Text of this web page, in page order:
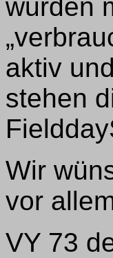
wurden
aktiv
stehen
Wir
vor
VY 73